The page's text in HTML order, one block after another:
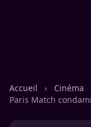
Accueil › Cinéma
Paris Match